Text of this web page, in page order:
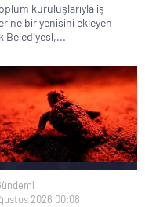
kuruluşlarıyla iş
bir yenisini ekleyen
Belediyesi,...
2026 00:08